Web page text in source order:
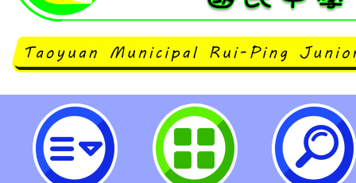
桃園市教育發展資源入口網站提供
績/出缺勤/獎懲/志工時數】查詢-
中學